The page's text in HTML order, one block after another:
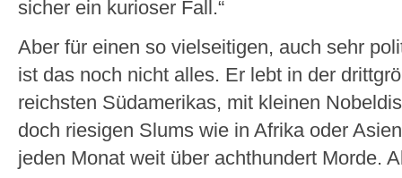
sicher ein kurioser Fall.“
Aber für einen so vielseitigen, auch sehr
ist das noch nicht alles. Er lebt in der
reichsten Südamerikas, mit kleinen
doch riesigen Slums wie in Afrika oder
jeden Monat weit über achthundert Morde.